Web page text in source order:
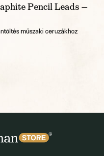
Pencil Leads —
műszaki ceruzákhoz